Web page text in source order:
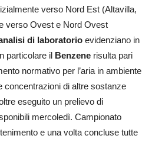
verso Nord Est (Altavilla,
verso Ovest e Nord Ovest
di laboratorio evidenziano in
particolare il Benzene risulta pari
normativo per l’aria in ambiente
concentrazioni di altre sostanze
eseguito un prelievo di
mercoledì. Campionato
e una volta concluse tutte